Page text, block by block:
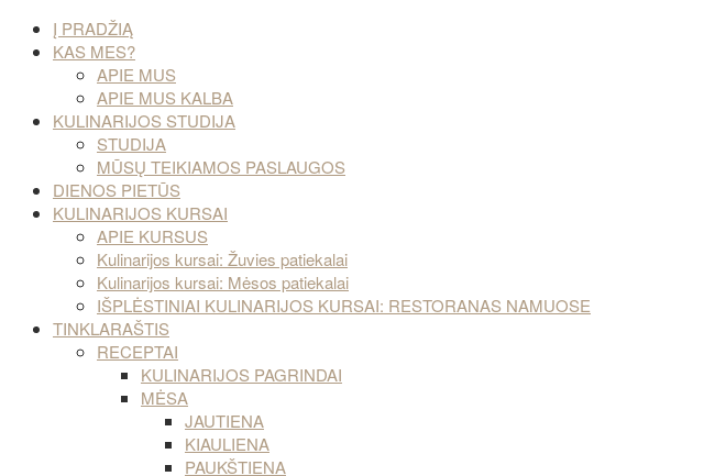
Į PRADŽIĄ
KAS MES?
APIE MUS
APIE MUS KALBA
KULINARIJOS STUDIJA
STUDIJA
MŪSŲ TEIKIAMOS PASLAUGOS
DIENOS PIETŪS
KULINARIJOS KURSAI
APIE KURSUS
Kulinarijos kursai: Žuvies patiekalai
Kulinarijos kursai: Mėsos patiekalai
IŠPLĖSTINIAI KULINARIJOS KURSAI: RESTORANAS NAMUOSE
TINKLARAŠTIS
RECEPTAI
KULINARIJOS PAGRINDAI
MĖSA
JAUTIENA
KIAULIENA
PAUKŠTIENA